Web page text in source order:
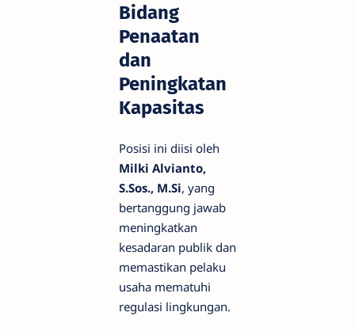
Bidang
Penaatan
dan
Peningkatan
Kapasitas
Posisi ini diisi oleh
Milki Alvianto,
S.Sos., M.Si, yang
bertanggung jawab
meningkatkan
kesadaran publik dan
memastikan pelaku
usaha mematuhi
regulasi lingkungan.